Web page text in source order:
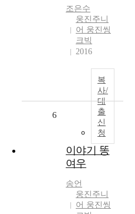
조은수
웅진주니
어 웅진씽
크빅
2016
복
사/
대
출
신
청
6
이야기 똥
여우
송언
웅진주니
어 웅진씽